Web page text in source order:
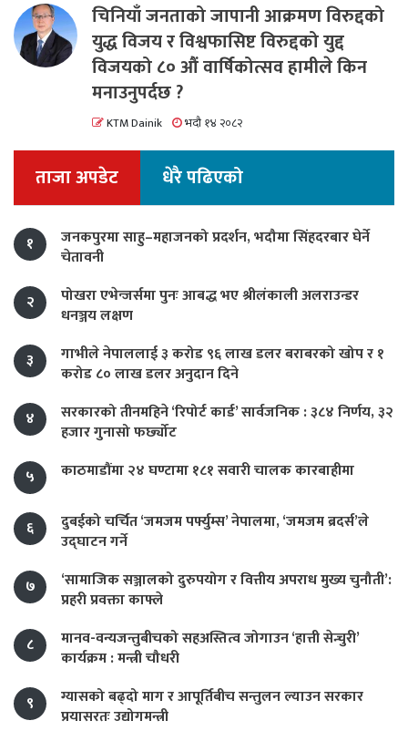
चिनियाँ जनताको जापानी आक्रमण विरुद्दको
युद्ध विजय र विश्वफासिष्ट विरुद्दको युद्द
विजयको ८० औं वार्षिकोत्सव हामीले किन
मनाउनुपर्दछ ?
KTM Dainik भदौ १४ २०८२
ताजा अपडेट धेरै पढिएको
१
जनकपुरमा साहु–महाजनको प्रदर्शन, भदौमा सिंहदरबार घेर्ने
चेतावनी
२
पोखरा एभेन्जर्समा पुनः आबद्ध भए श्रीलंकाली अलराउन्डर
धनञ्जय लक्षण
३
गाभीले नेपाललाई ३ करोड ९६ लाख डलर बराबरको खोप र १
करोड ८० लाख डलर अनुदान दिने
४
सरकारको तीनमहिने ‘रिपोर्ट कार्ड’ सार्वजनिक : ३८४ निर्णय, ३२
हजार गुनासो फर्छ्योट
५
काठमाडौंमा २४ घण्टामा १८१ सवारी चालक कारबाहीमा
६
दुबईको चर्चित ‘जमजम पर्फ्युम्स’ नेपालमा, ‘जमजम ब्रदर्स’ले
उद्घाटन गर्ने
७
‘सामाजिक सञ्जालको दुरुपयोग र वित्तीय अपराध मुख्य चुनौती’:
प्रहरी प्रवक्ता काफ्ले
८
मानव-वन्यजन्तुबीचको सहअस्तित्व जोगाउन ‘हात्ती सेन्चुरी’
कार्यक्रम : मन्त्री चौधरी
९
ग्यासको बढ्दो माग र आपूर्तिबीच सन्तुलन ल्याउन सरकार
प्रयासरतः उद्योगमन्त्री